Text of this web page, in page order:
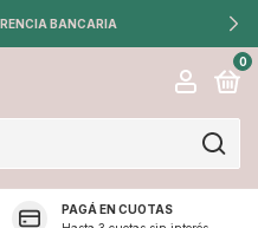
BANCARIA
0
PAGÁ EN CUOTAS